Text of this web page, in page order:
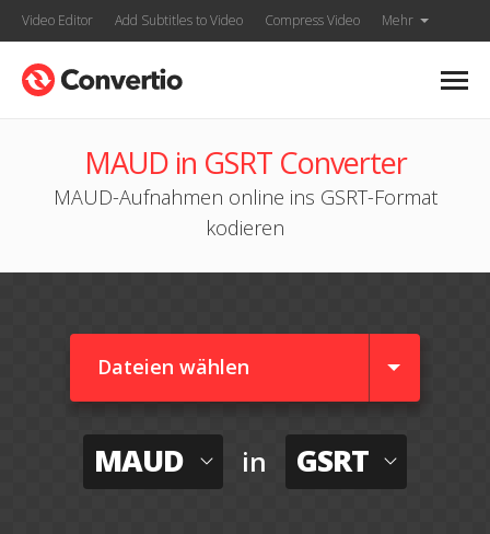
Video Editor Add Subtitles to Video Compress Video Mehr
MAUD in GSRT Converter
MAUD-Aufnahmen online ins GSRT-Format
kodieren
Dateien wählen
MAUD in GSRT